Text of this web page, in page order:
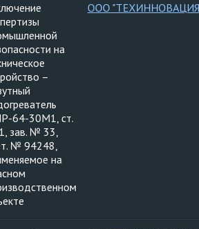
на
–
64-30М1, ст.
зав. № 33,
№ 94248,
на
ООО